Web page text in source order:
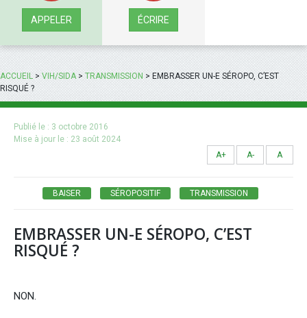
APPELER ÉCRIRE
ACCUEIL>VIH/SIDA>TRANSMISSION> EMBRASSER UN-E SÉROPO, C’EST
RISQUÉ ?
Publié le : 3 octobre 2016
Mise à jour le : 23 août 2024
A+
A- A
BAISER SÉROPOSITIF TRANSMISSION
EMBRASSER UN-E SÉROPO, C’EST
RISQUÉ ?
NON.